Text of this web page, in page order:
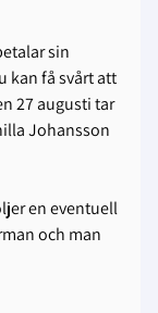
sin
kan få svårt att
27 augusti tar
Johansson
en eventuell
och man